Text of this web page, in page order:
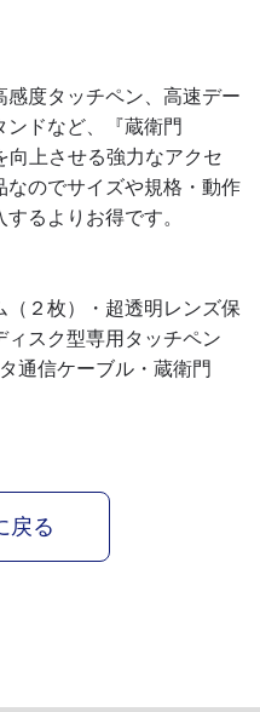
度タッチペン、高速デー
ンドなど、『蔵衛門
向上させる強力なアクセ
のでサイズや規格・動作
るよりお得です。
（２枚）・超透明レンズ保
スク型専用タッチペン
通信ケーブル・蔵衛門
戻る